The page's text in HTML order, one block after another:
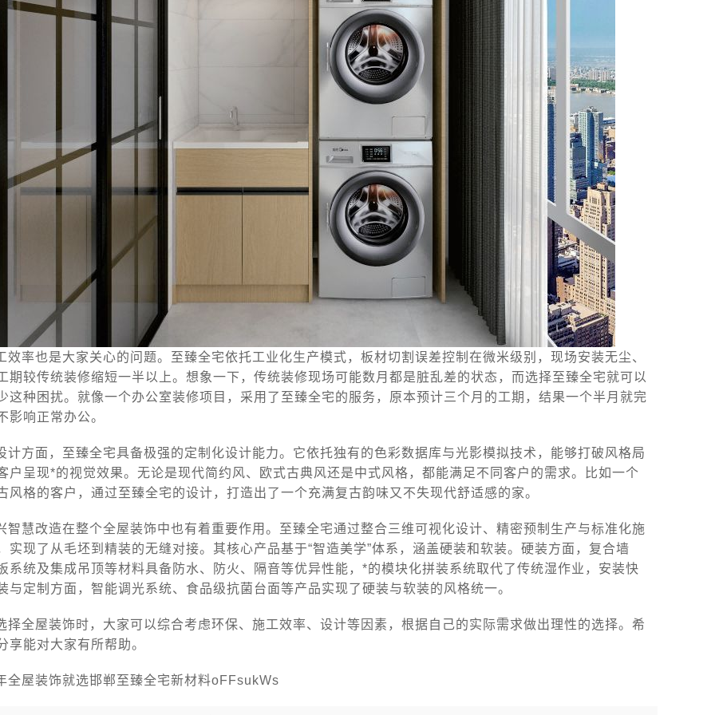
效率也是大家关心的问题。至臻全宅依托工业化生产模式，板材切割误差控制在微米级别，现场安装无尘、
期较传统装修缩短一半以上。想象一下，传统装修现场可能数月都是脏乱差的状态，而选择至臻全宅就可以
这种困扰。就像一个办公室装修项目，采用了至臻全宅的服务，原本预计三个月的工期，结果一个半月就完
影响正常办公。
计方面，至臻全宅具备极强的定制化设计能力。它依托独有的色彩数据库与光影模拟技术，能够打破风格局
户呈现*的视觉效果。无论是现代简约风、欧式古典风还是中式风格，都能满足不同客户的需求。比如一个
风格的客户，通过至臻全宅的设计，打造出了一个充满复古韵味又不失现代舒适感的家。
智慧改造在整个全屋装饰中也有着重要作用。至臻全宅通过整合三维可视化设计、精密预制生产与标准化施
实现了从毛坯到精装的无缝对接。其核心产品基于“智造美学”体系，涵盖硬装和软装。硬装方面，复合墙
系统及集成吊顶等材料具备防水、防火、隔音等优异性能，*的模块化拼装系统取代了传统湿作业，安装快
与定制方面，智能调光系统、食品级抗菌台面等产品实现了硬装与软装的风格统一。
择全屋装饰时，大家可以综合考虑环保、施工效率、设计等因素，根据自己的实际需求做出理性的选择。希
享能对大家有所帮助。
全屋装饰就选邯郸至臻全宅新材料oFFsukWs